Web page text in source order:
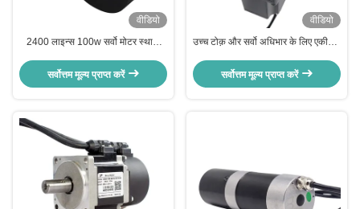
वीडियो
2400 लाइन्स 100w सर्वो मोटर स्थायी
सर्वोत्तम मूल्य प्राप्त करें
वीडियो
उच्च टोक़ और सर्वो अधिभार के लिए एकीकृत
रिज़ॉल्यूशन 1800rpm BLDC सर्वो मोटर
सर्वोत्तम मूल्य प्राप्त करें